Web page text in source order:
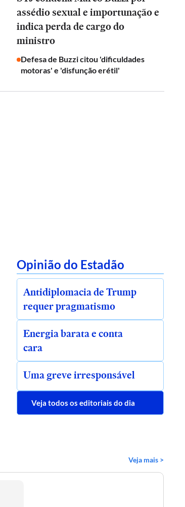
assédio sexual e importunação e
indica perda de cargo do
ministro
Defesa de Buzzi citou 'dificuldades
motoras' e 'disfunção erétil'
Opinião do Estadão
Antidiplomacia de Trump
requer pragmatismo
Energia barata e conta
cara
Uma greve irresponsável
Veja todos os editoriais do dia
Veja mais >